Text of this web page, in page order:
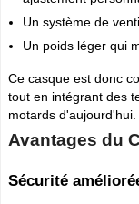
Un système de
Un poids léger qui
Ce casque est donc
tout en intégrant des
motards d'aujourd'hui.
Avantages du
Sécurité